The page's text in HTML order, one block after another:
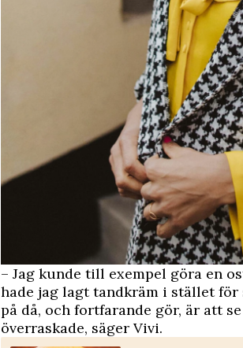
– Jag kunde till exempel göra en
hade jag lagt tandkräm i stället
på då, och fortfarande gör, är att
överraskade, säger Vivi.